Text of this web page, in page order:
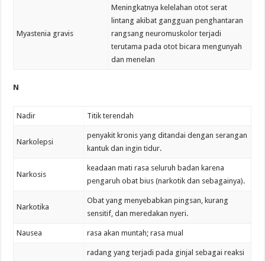
Myastenia gravis
Meningkatnya kelelahan otot serat
lintang akibat gangguan penghantaran
rangsang neuromuskolor terjadi
terutama pada otot bicara mengunyah
dan menelan
N
Nadir Titik terendah
Narkolepsi
penyakit kronis yang ditandai dengan serangan
kantuk dan ingin tidur.
Narkosis
keadaan mati rasa seluruh badan karena
pengaruh obat bius (narkotik dan sebagainya).
Narkotika
Obat yang menyebabkan pingsan, kurang
sensitif, dan meredakan nyeri.
Nausea rasa akan muntah; rasa mual
radang yang terjadi pada ginjal sebagai reaksi